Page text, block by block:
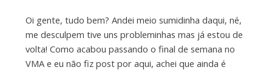
Oi gente, tudo bem? Andei meio sumidinha daqui, né,
me desculpem tive uns probleminhas mas já estou de
volta! Como acabou passando o final de semana no
VMA e eu não fiz post por aqui, achei que ainda é